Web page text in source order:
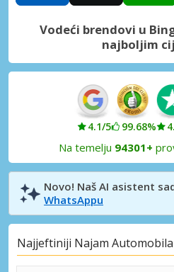
Vodeći brendovi u
najboljim
4.1/5 99.68%
Na temelju 94301+
Novo! Naš AI asistent
WhatsAppu
Najjeftiniji Najam